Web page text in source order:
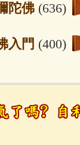
陀佛 (636)
入門 (400)
寶鈔(236)
音菩薩 (147)